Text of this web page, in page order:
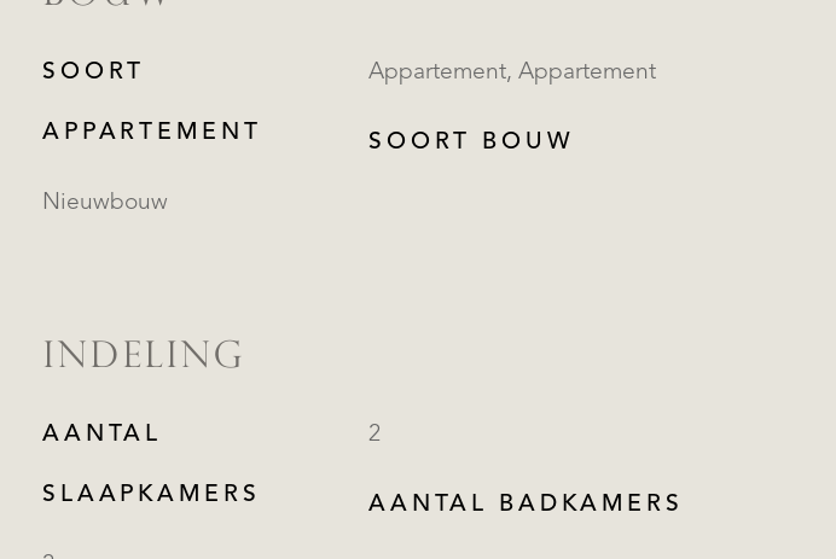
SOORT
APPARTEMENT
Appartement, Appartement
SOORT BOUW
Nieuwbouw
INDELING
AANTAL
SLAAPKAMERS
2
AANTAL BADKAMERS